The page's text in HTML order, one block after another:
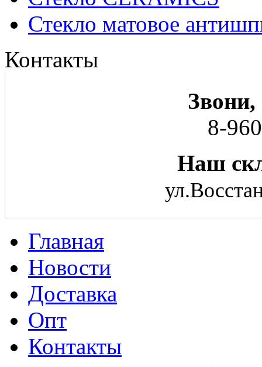
Стекло матовое
Контакты
8-
Наш
Главная
Новости
Доставка
Опт
Контакты